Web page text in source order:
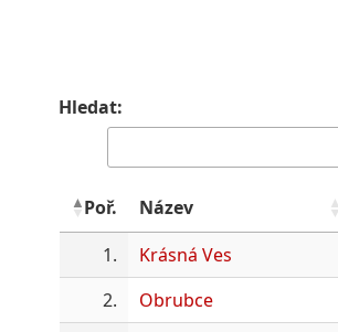
Hledat:
Poř. Název
1.
Krásná Ves
2.
Obrubce